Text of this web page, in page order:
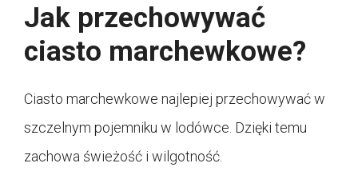
Jak przechowywać
ciasto marchewkowe?
Ciasto marchewkowe najlepiej przechowywać w
szczelnym pojemniku w lodówce. Dzięki temu
zachowa świeżość i wilgotność.